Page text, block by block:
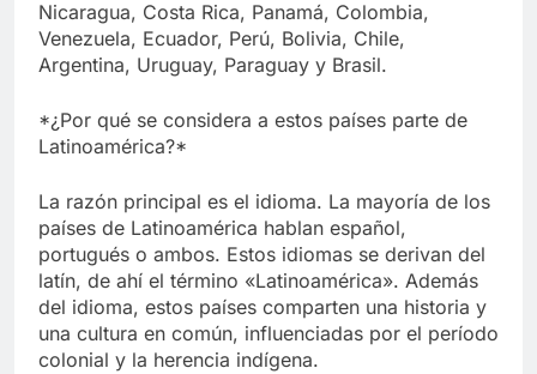
Nicaragua, Costa Rica, Panamá, Colombia,
Venezuela, Ecuador, Perú, Bolivia, Chile,
Argentina, Uruguay, Paraguay y Brasil.
*¿Por qué se considera a estos países parte de
Latinoamérica?*
La razón principal es el idioma. La mayoría de los
países de Latinoamérica hablan español,
portugués o ambos. Estos idiomas se derivan del
latín, de ahí el término «Latinoamérica». Además
del idioma, estos países comparten una historia y
una cultura en común, influenciadas por el período
colonial y la herencia indígena.